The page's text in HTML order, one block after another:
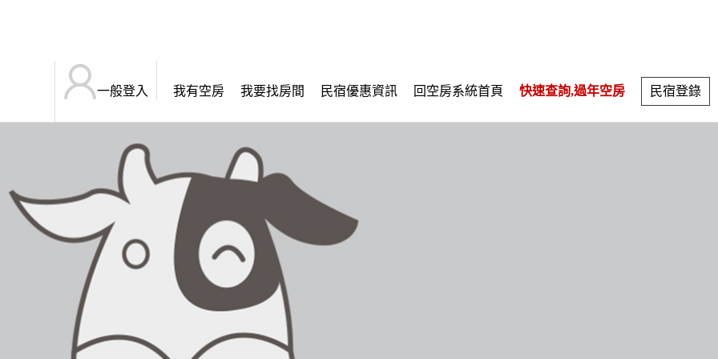
一般登入 我有空房 我要找房間 民宿優惠資訊 回空房系統首頁 快速查詢,過年空房 民宿登錄